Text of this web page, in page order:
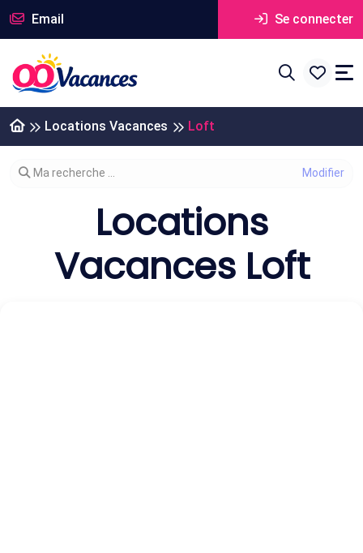
Email Se connecter
Locations Vacances Loft
Modifier votre recherche
Ma recherche ...
Locations
Vacances Loft